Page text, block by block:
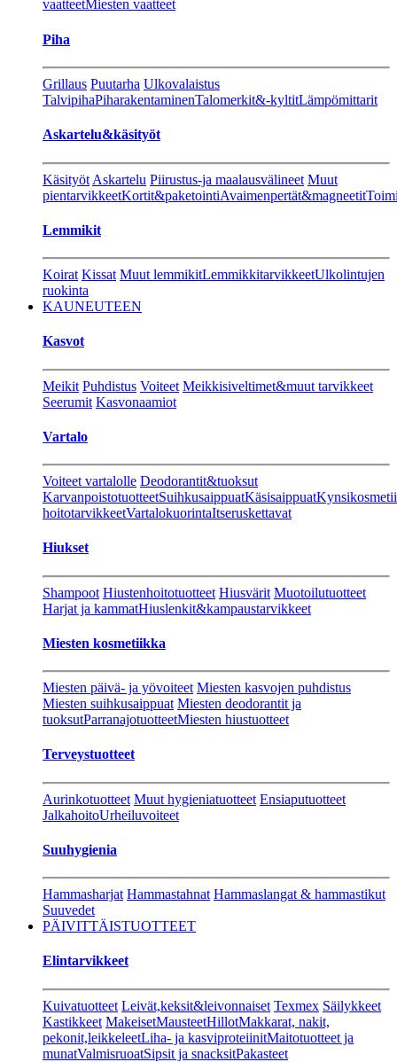
vaatteetMiesten vaatteet
Piha
Grillaus Puutarha Ulkovalaistus
TalvipihaPiharakentaminenTalomerkit&-kyltitLämpömittarit
Askartelu&käsityöt
Käsityöt Askartelu Piirustus-ja maalausvälineet Muut
pientarvikkeetKortit&paketointiAvaimenpertät&magneetit
Lemmikit
Koirat Kissat Muut lemmikitLemmikkitarvikkeetUlkolintujen
ruokinta
KAUNEUTEEN
Kasvot
Meikit Puhdistus Voiteet Meikkisiveltimet&muut tarvikkeet
Seerumit Kasvonaamiot
Vartalo
Voiteet vartalolle Deodorantit&tuoksut
KarvanpoistotuotteetSuihkusaippuatKäsisaippuat
hoitotarvikkeetVartalokuorintaItseruskettavat
Hiukset
Shampoot Hiustenhoitotuotteet Hiusvärit Muotoilutuotteet
Harjat ja kammatHiuslenkit&kampaustarvikkeet
Miesten kosmetiikka
Miesten päivä- ja yövoiteet Miesten kasvojen puhdistus
Miesten suihkusaippuat Miesten deodorantit ja
tuoksutParranajotuotteetMiesten hiustuotteet
Terveystuotteet
Aurinkotuotteet Muut hygieniatuotteet Ensiaputuotteet
JalkahoitoUrheiluvoiteet
Suuhygienia
Hammasharjat Hammastahnat Hammaslangat & hammastikut
Suuvedet
PÄIVITTÄISTUOTTEET
Elintarvikkeet
Kuivatuotteet Leivät,keksit&leivonnaiset Texmex Säilykkeet
Kastikkeet MakeisetMausteetHillotMakkarat, nakit,
pekonit,leikkeleetLiha- ja kasviproteiinitMaitotuotteet ja
munatValmisruoatSipsit ja snacksitPakasteet